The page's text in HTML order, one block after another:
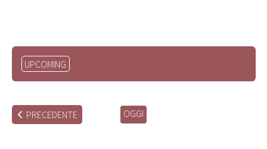
UPCOMING Seleziona
PRECEDENTEEVENTI OGGI